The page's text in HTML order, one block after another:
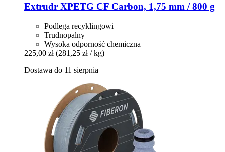
Extrudr XPETG CF Carbon, 1,75 mm / 800 g
Podlega recyklingowi
Trudnopalny
Wysoka odporność chemiczna
225,00 zł (281,25 zł / kg)
Dostawa do 11 sierpnia